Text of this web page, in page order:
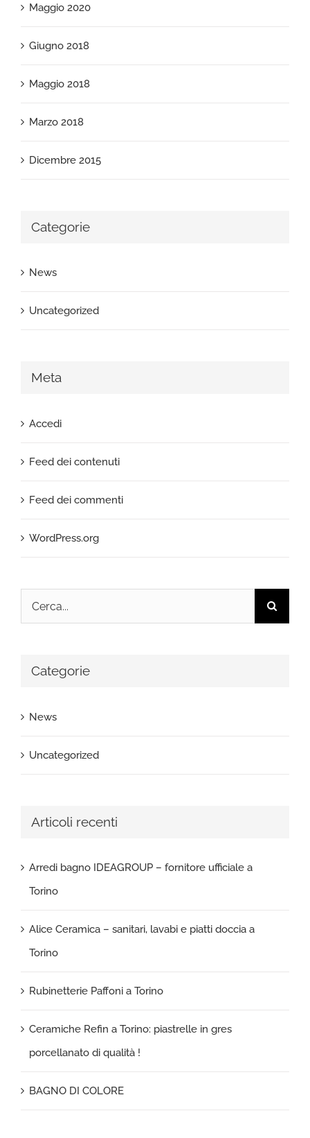
Maggio 2020
Giugno 2018
Maggio 2018
Marzo 2018
Dicembre 2015
Categorie
News
Uncategorized
Meta
Accedi
Feed dei contenuti
Feed dei commenti
WordPress.org
Cerca
per:
Categorie
News
Uncategorized
Articoli recenti
Arredi bagno IDEAGROUP – fornitore ufficiale a
Torino
Alice Ceramica – sanitari, lavabi e piatti doccia a
Torino
Rubinetterie Paffoni a Torino
Ceramiche Refin a Torino: piastrelle in gres
porcellanato di qualità !
BAGNO DI COLORE